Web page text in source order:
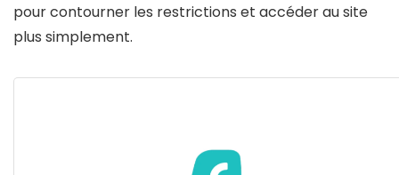
pour contourner les restrictions et accéder au site
plus simplement.